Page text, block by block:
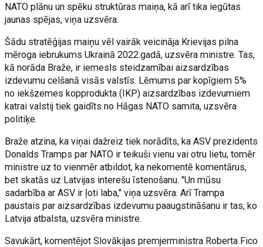
NATO plānu un spēku struktūras maiņa, kā arī tika iegūtas
jaunas spējas, viņa uzsvēra.
Šādu stratēģijas maiņu vēl vairāk veicināja Krievijas pilna
mēroga iebrukums Ukrainā 2022.gadā, uzsvēra ministre. Tas,
kā norāda Braže, ir iemesls steidzamībai aizsardzības
izdevumu celšanā visās valstīs. Lēmums par kopīgiem 5%
no iekšzemes kopprodukta (IKP) aizsardzības izdevumiem
katrai valstij tiek gaidīts no Hāgas NATO samita, uzsvēra
politiķe.
Braže atzina, ka viņai dažreiz tiek norādīts, ka ASV prezidents
Donalds Tramps par NATO ir teikuši vienu vai otru lietu, tomēr
ministre uz to vienmēr atbildot, ka nekomentē komentārus,
bet skatās uz Latvijas interešu īstenošanu. "Un mūsu
sadarbība ar ASV ir ļoti laba," viņa uzsvēra. Arī Trampa
paustais par aizsardzības izdevumu paaugstināšanu ir tas, ko
Latvija atbalsta, uzsvēra ministre.
Savukārt, komentējot Slovākijas premjerministra Roberta Fico